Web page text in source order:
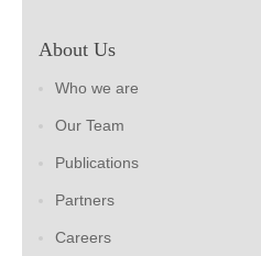
About Us
Who we are
Our Team
Publications
Partners
Careers